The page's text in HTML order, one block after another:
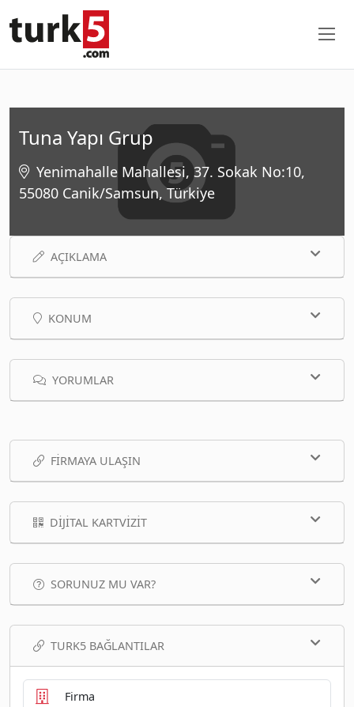
Tuna Yapı Grup
Yenimahalle Mahallesi, 37. Sokak No:10,
55080 Canik/Samsun, Türkiye
AÇIKLAMA
KONUM
YORUMLAR
FIRMAYA ULAŞIN
DIJITAL KARTVIZIT
SORUNUZ MU VAR?
TURK5 BAĞLANTILAR
Firma